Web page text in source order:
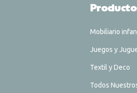
Mobiliario
Juegos y
Textil y Deco
Todos